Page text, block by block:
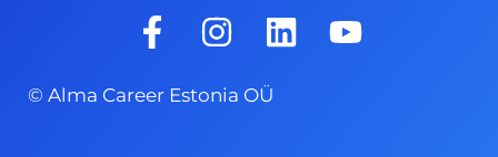
F
a
e
I
n
s
t
L
i
Y
o
© Alma Career Estonia OÜ